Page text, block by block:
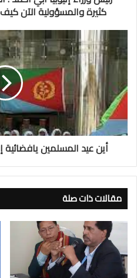
كثيرة والمسؤولية الآن
أين عيد المسلمين يافضائية
مقالات ذات صلة